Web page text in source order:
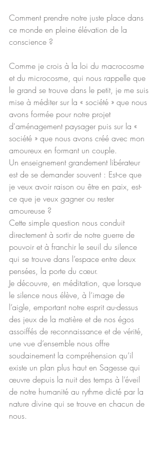
Comment prendre notre juste place dans
ce monde en pleine élévation de la
conscience ?
Comme je crois à la loi du macrocosme
et du microcosme, qui nous rappelle que
le grand se trouve dans le petit, je me suis
mise à méditer sur la « société » que nous
avons formée pour notre projet
d'aménagement paysager puis sur la «
société » que nous avons créé avec mon
amoureux en formant un couple.
Un enseignement grandement libérateur
est de se demander souvent : Est-ce que
je veux avoir raison ou être en paix, est-
ce que je veux gagner ou rester
amoureuse ?
Cette simple question nous conduit
directement à sortir de notre guerre de
pouvoir et à franchir le seuil du silence
qui se trouve dans l’espace entre deux
pensées, la porte du cœur.
Je découvre, en méditation, que lorsque
le silence nous élève, à l’image de
l’aigle, emportant notre esprit au-dessus
des jeux de la matière et de nos égos
assoiffés de reconnaissance et de vérité,
une vue d’ensemble nous offre
soudainement la compréhension qu’il
existe un plan plus haut en Sagesse qui
œuvre depuis la nuit des temps à l’éveil
de notre humanité au rythme dicté par la
nature divine qui se trouve en chacun de
nous.